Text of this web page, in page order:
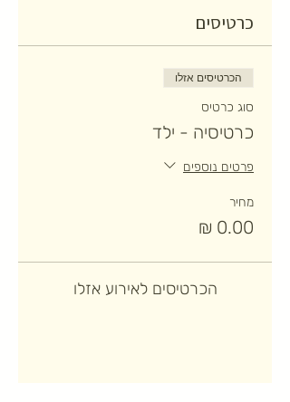
כרטיסים
הכרטיסים אזלו
סוג כרטיס
כרטיסיה - ילד
פרטים נוספים
מחיר
הכרטיסים לאירוע אזלו